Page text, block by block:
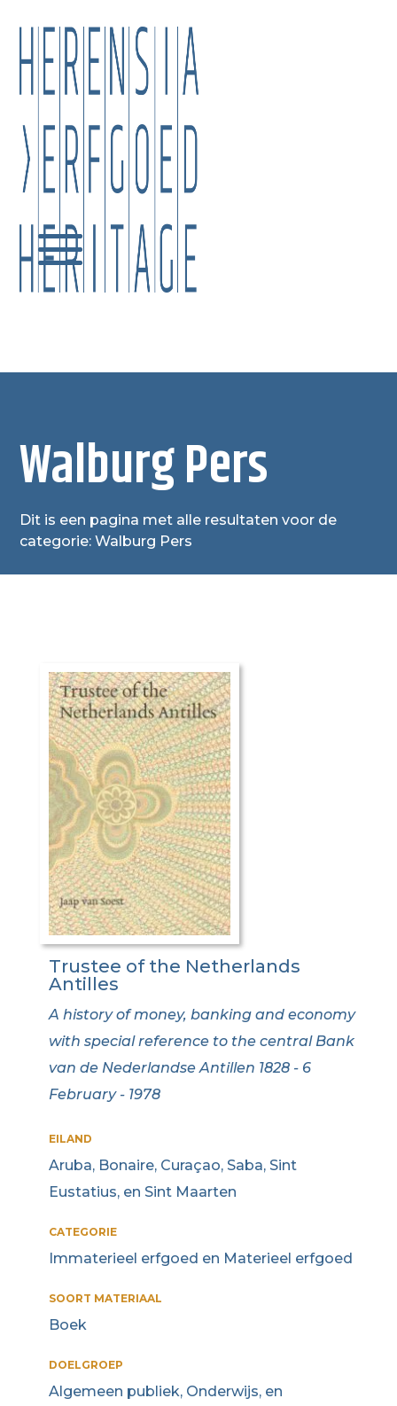
Walburg Pers
Dit is een pagina met alle resultaten voor de
categorie: Walburg Pers
Trustee of the Netherlands
Antilles
A history of money, banking and economy
with special reference to the central Bank
van de Nederlandse Antillen 1828 - 6
February - 1978
EILAND
Aruba, Bonaire, Curaçao, Saba, Sint
Eustatius, en Sint Maarten
CATEGORIE
Immaterieel erfgoed en Materieel erfgoed
SOORT MATERIAAL
Boek
DOELGROEP
Algemeen publiek, Onderwijs, en